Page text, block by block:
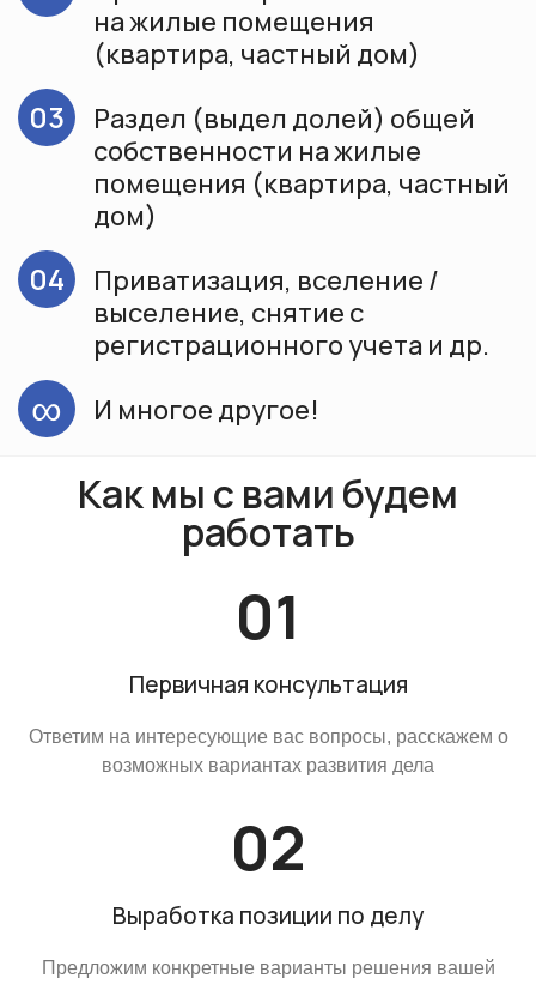
на жилые помещения
(квартира, частный дом)
03
Раздел (выдел долей) общей
собственности на жилые
помещения (квартира, частный
дом)
04
Приватизация, вселение /
выселение, снятие с
регистрационного учета и др.
∞ И многое другое!
Как мы с вами будем
работать
Первичная консультация
Ответим на интересующие вас вопросы, расскажем о
возможных вариантах развития дела
Выработка позиции по делу
Предложим конкретные варианты решения вашей